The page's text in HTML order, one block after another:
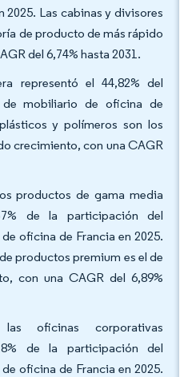
2025. Las cabinas y divisores
de producto de más rápido
del 6,74% hasta 2031.
representó el 44,82% del
mobiliario de oficina de
y polímeros son los
crecimiento, con una CAGR
productos de gama media
de la participación del
oficina de Francia en 2025.
productos premium es el de
con una CAGR del 6,89%
oficinas corporativas
de la participación del
oficina de Francia en 2025.